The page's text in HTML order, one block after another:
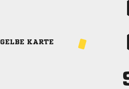
GELBE KARTE